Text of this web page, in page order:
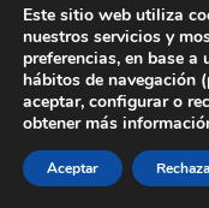
ultra clásica. En
apuesta por
cárdigan de rayas
pulidos. Para la
crochetcon
para el día como
casual, un polo
Este sitio web utiliza
nuestros servicios y
preferencias, en base
hábitos de navegación
aceptar, configurar o
obtener más
Aceptar